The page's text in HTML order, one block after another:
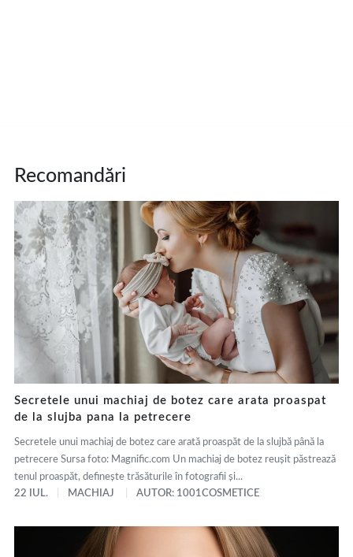
Recomandări
Secretele unui machiaj de botez care arata proaspat
de la slujba pana la petrecere
Secretele unui machiaj de botez care arată proaspăt de la slujbă până la
petrecere Sursa foto: Magnific.com Un machiaj de botez reușit păstrează
tenul proaspăt, definește trăsăturile în fotografii și...
22 IUL.
MACHIAJ AUTOR: 1001COSMETICE